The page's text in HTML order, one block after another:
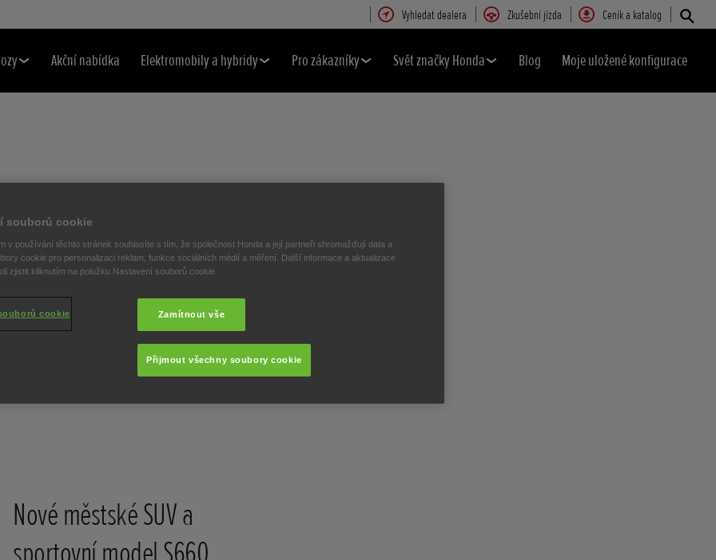
Vyhledat dealera Zkušební jízda Ceník a katalog
Akční nabídka Elektromobily a hybridy Pro zákazníky Svět značky Honda Blog Moje uložené konfigurace
V
SUV A
S660
Nové městské SUV a
souborů cookie
v používání těchto stránek souhlasíte s tím, že společnost Honda a její partneři shromažďují data a
cookie pro personalizaci reklam, funkce sociálních médií a měření. Další informace a aktualizace
zjistit kliknutím na položku Nastavení souborů cookie
Zamítnout vše
Přijmout všechny soubory cookie
cookie